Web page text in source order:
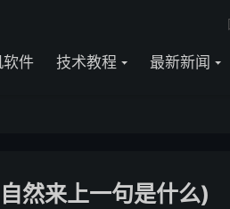
软件 技术教程 最新新闻
然来上一句是什么)